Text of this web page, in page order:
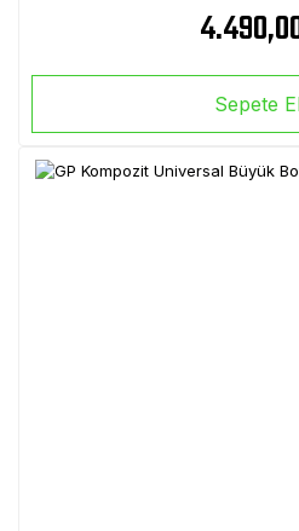
Sepete